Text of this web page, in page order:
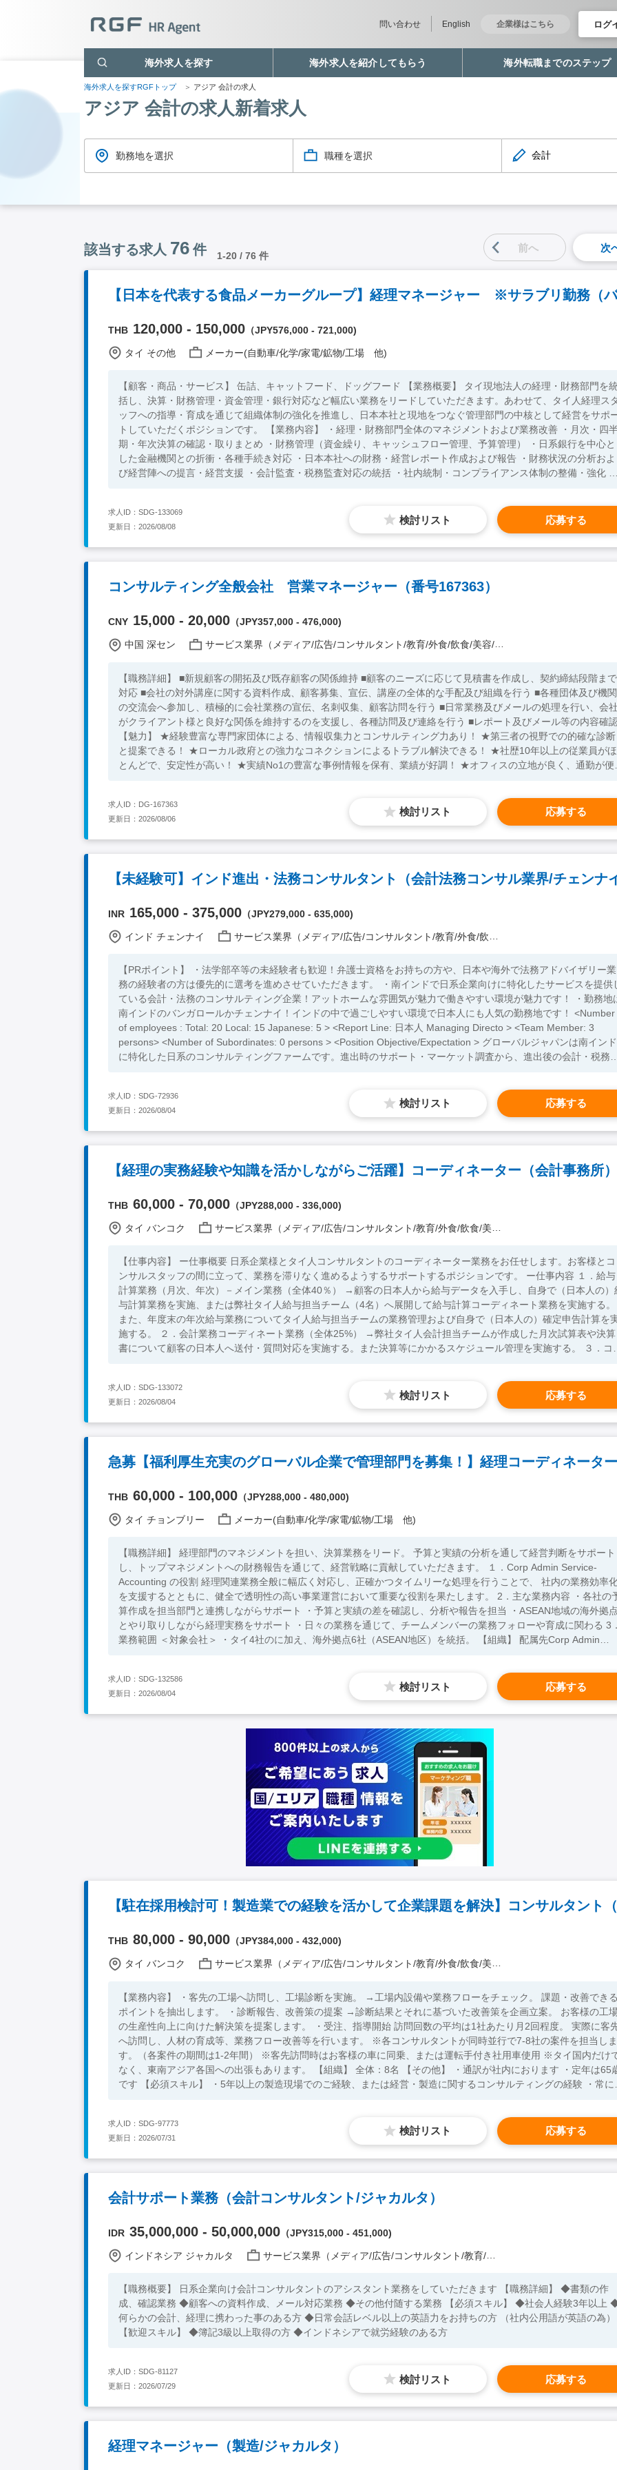
問い合わせ English 企業様はこちら ログ
海外求人を探す 海外求人を紹介してもらう 海外転職までのステップ
海外求人を探すRGFトップ アジア 会計の求人
アジア 会計の求人新着求人
勤務地を選択 職種を選択
該当する求人 76 件 1-20 / 76 件
前へ 次
THB 120,000 - 150,000 （JPY576,000 - 721,000)
タイ その他 メーカー(自動車/化学/家電/鉱物/工場 他)
【顧客・商品・サービス】 缶詰、キャットフード、ドッグフード 【業務概要】 タイ現地法人の経理・財務部門を統
括し、決算・財務管理・資金管理・銀行対応など幅広い業務をリードしていただきます。あわせて、タイ人経理ス
ッフへの指導・育成を通じて組織体制の強化を推進し、日本本社と現地をつなぐ管理部門の中核として経営をサポ
トしていただくポジションです。 【業務内容】 ・経理・財務部門全体のマネジメントおよび業務改善 ・月次・四半
期・年次決算の確認・取りまとめ ・財務管理（資金繰り、キャッシュフロー管理、予算管理） ・日系銀行を中心と
した金融機関との折衝・各種手続き対応 ・日本本社への財務・経営レポート作成および報告 ・財務状況の分析およ
び経営陣への提言・経営支援 ・会計監査・税務監査対応の統括 ・社内統制・コンプライアンス体制の整備・強化
事、総務、安全環境のシニアマネージャー（日本人） 【必須要件】 ・製造業における経理・財務経験 ・ 銀行対応や
資金管理に関する知識・経験をお持ちの方（銀行出身者の方も歓迎） ・英語日常会話レベル以上 【歓迎要件】 ・ 経
理部門のマネジメントまたは統括経験をお持ちの方 ・ タイ語日常会話レベル以上
検討リスト 応募する
求人ID：SDG-133069
更新日：2026/08/08
コンサルティング全般会社 営業マネージャー（番号167363）
CNY 15,000 - 20,000 （JPY357,000 - 476,000)
中国 深セン サービス業界（メディア/広告/コンサルタント/教育/外食/飲食/美容/娯楽/士業 他）
【職務詳細】 ■新規顧客の開拓及び既存顧客の関係維持 ■顧客のニーズに応じて見積書を作成し、契約締結段階まで
対応 ■会社の対外講座に関する資料作成、顧客募集、宣伝、講座の全体的な手配及び組織を行う ■各種団体及び機関
の交流会へ参加し、積極的に会社業務の宣伝、名刺収集、顧客訪問を行う ■日常業務及びメールの処理を行い、会
がクライアント様と良好な関係を維持するのを支援し、各種訪問及び連絡を行う ■レポート及びメール等の内容確
【魅力】 ★経験豊富な専門家団体による、情報収集力とコンサルティング力あり！ ★第三者の視野での的確な診断
と提案できる！ ★ローカル政府との強力なコネクションによるトラブル解決できる！ ★社歴10年以上の従業員がほ
とんどで、安定性が高い！ ★実績No1の豊富な事例情報を保有、業績が好調！ ★オフィスの立地が良く、通勤が便
就職支援 無料斡旋サービス 営業コンサルティング
検討リスト 応募する
求人ID：DG-167363
更新日：2026/08/06
INR 165,000 - 375,000 （JPY279,000 - 635,000)
インド チェンナイ サービス業界（メディア/広告/コンサルタント/教育/外食/飲食/美容/娯楽/士業 他）
【PRポイント】 ・法学部卒等の未経験者も歓迎！弁護士資格をお持ちの方や、日本や海外で法務アドバイザリー業
務の経験者の方は優先的に選考を進めさせていただきます。 ・南インドで日系企業向けに特化したサービスを提供
ている会計・法務のコンサルティング企業！アットホームな雰囲気が魅力で働きやすい環境が魅力です！ ・勤務地
南インドのバンガロールかチェンナイ！インドの中で過ごしやすい環境で日本人にも人気の勤務地です！ <Number
of employees : Total: 20 Local: 15 Japanese: 5 > <Report Line: 日本人 Managing Directo > <Team Member: 3
persons> <Number of Subordinates: 0 persons > <Position Objective/Expectation > グローバルジャパンは南インド
に特化した日系のコンサルティングファームです。進出時のサポート・マーケット調査から、進出後の会計・税務
日系企業向けに質の高いサービスを提供しております。 <Job Responsibilities> ・ローカル弁護士と連携して、顧客
のニーズを踏まえたインドへの進出から拠点設立までのコンサルティング、進出後の企業法務を中心としたインド
内関連法規に基づく各種法務アドバイザリー業務。 ・日系企業のグローバル化・デジタル化が加速する中で、企業
成⾧を支援するための法務サービスの企画・開発・立ち上げ。 ・法務関連の論考執筆・ウェビナー登壇:インドの法
り、ウェビナーに登壇をして情報発信をすることで、当地インドに進出する日系企業を法律の観点からサポートし
語での折衝が出来るレベル） ・能動的なマインドをお持ちの方 ・仕事に対して責任感を持って取り組める方 ・法
個人情報保護や知的財産権、情報セキュリティー関連業務経験者
検討リスト 応募する
求人ID：SDG-72936
更新日：2026/08/04
【経理の実務経験や知識を活かしながらご活躍】コーディネーター（会計事務所）
THB 60,000 - 70,000 （JPY288,000 - 336,000)
タイ バンコク サービス業界（メディア/広告/コンサルタント/教育/外食/飲食/美容/娯楽/士業 他）
【仕事内容】 ー仕事概要 日系企業様とタイ人コンサルタントのコーディネーター業務をお任せします。お客様とコ
ンサルスタッフの間に立って、業務を滞りなく進めるようするサポートするポジションです。 ー仕事内容 １．給与
計算業務（月次、年次）－メイン業務（全体40％） →顧客の日本人から給与データを入手し、自身で（日本人の）
与計算業務を実施、または弊社タイ人給与担当チーム（4名）へ展開して給与計算コーディネート業務を実施する。
また、年度末の年次給与業務についてタイ人給与担当チームの業務管理および自身で（日本人の）確定申告計算を
施する。 ２．会計業務コーディネート業務（全体25%） →弊社タイ人会計担当チームが作成した月次試算表や決算
書について顧客の日本人へ送付・質問対応を実施する。また決算等にかかるスケジュール管理を実施する。 ３．コン
４．その他社内のアドミン業務（全体10%） →弊社社内のアドミ業務を実施する。特に決まった業務がある訳では
いがMDからの指示を受けて実施する ※主な実務はタイ人コンサルタントが行い、そのチェックをしていただく形に
なります。 【配属先】 ・全体43名 日本人4名 他タイ人スタッフ 【レポートライン】 ・日本人MD 【求められる
人物像】 ・対人コミュニケーション能力の高い方 ・海外での勤務経験、または海外環境への適応力をお持ちの方
系） ・3年以上の経理またはバックオフィス経験および会計・税務知識（最低でも簿記2級程度） ・英語日常会話レ
・複雑な計算能力、高いExcel能力 ・スケジュール管理能力、理論的かつ明瞭なメール作成 【歓迎要件】 ・タイの個
たは同等の知識、スキルがある方
検討リスト 応募する
求人ID：SDG-133072
更新日：2026/08/04
THB 60,000 - 100,000 （JPY288,000 - 480,000)
タイ チョンブリー メーカー(自動車/化学/家電/鉱物/工場 他)
【職務詳細】 経理部門のマネジメントを担い、決算業務をリード。 予算と実績の分析を通して経営判断をサポート
し、トップマネジメントへの財務報告を通じて、経営戦略に貢献していただきます。 １．Corp Admin Service-
Accounting の役割 経理関連業務全般に幅広く対応し、正確かつタイムリーな処理を行うことで、 社内の業務効率
を支援するとともに、健全で透明性の高い事業運営において重要な役割を果たします。 2．主な業務内容 ・各社の予
算作成を担当部門と連携しながらサポート ・予算と実績の差を確認し、分析や報告を担当 ・ASEAN地域の海外拠
とやり取りしながら経理実務をサポート ・日々の業務を通じて、チームメンバーの業務フォローや育成に関わる 3．
業務範囲 ＜対象会社＞ ・タイ4社のに加え、海外拠点6社（ASEAN地区）を統括。 【組織】 配属先Corp Admin
き・コミュニケーションが問題なく行えること（TOEIC600点以上） ・Excelを高度に活用できること
検討リスト 応募する
求人ID：SDG-132586
更新日：2026/08/04
THB 80,000 - 90,000 （JPY384,000 - 432,000)
タイ バンコク サービス業界（メディア/広告/コンサルタント/教育/外食/飲食/美容/娯楽/士業 他）
【業務内容】 ・客先の工場へ訪問し、工場診断を実施。 →工場内設備や業務フローをチェック。 課題・改善でき
ポイントを抽出します。 ・診断報告、改善策の提案 →診断結果とそれに基づいた改善策を企画立案。 お客様の工場
の生産性向上に向けた解決策を提案します。 ・受注、指導開始 訪問回数の平均は1社あたり月2回程度。 実際に客先
へ訪問し、人材の育成等、業務フロー改善等を行います。 ※各コンサルタントが同時並行で7-8社の案件を担当しま
す。（各案件の期間は1-2年間） ※客先訪問時はお客様の車に同乗、または運転手付き社用車使用 ※タイ国内だけ
なく、東南アジア各国への出張もあります。 【組織】 全体：8名 【その他】 ・通訳が社内におります ・定年は65歳
です 【必須スキル】 ・5年以上の製造現場でのご経験、または経営・製造に関するコンサルティングの経験 ・常に新
検討リスト 応募する
求人ID：SDG-97773
更新日：2026/07/31
会計サポート業務（会計コンサルタント/ジャカルタ）
IDR 35,000,000 - 50,000,000 （JPY315,000 - 451,000)
インドネシア ジャカルタ サービス業界（メディア/広告/コンサルタント/教育/外食/飲食/美容/娯楽/士業 他）
【職務概要】 日系企業向け会計コンサルタントのアシスタント業務をしていただきます 【職務詳細】 ◆書類の作
成、確認業務 ◆顧客への資料作成、メール対応業務 ◆その他付随する業務 【必須スキル】 ◆社会人経験3年以上 ◆
何らかの会計、経理に携わった事のある方 ◆日常会話レベル以上の英語力をお持ちの方 （社内公用語が英語の為）
【歓迎スキル】 ◆簿記3級以上取得の方 ◆インドネシアで就労経験のある方
検討リスト 応募する
求人ID：SDG-81127
更新日：2026/07/29
経理マネージャー（製造/ジャカルタ）